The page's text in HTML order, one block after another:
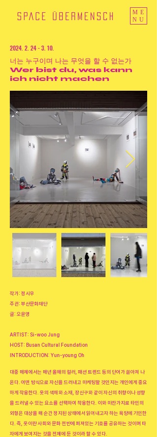
ME
NU
SPACE ÜBERMENSCH
2024. 2. 24 - 3. 10.
너는 누구이며 나는 무엇을 할 수 없는가
Wer bist du, was kann
ich nicht machen
작가: 정시우
주관: 부산문화재단
글: 오윤영
ARTIST: Si-woo Jung
HOST: Busan Cultural Foundation
INTRODUCTION: Yun-young Oh
대중 매체에서는 매년 올해의 컬러, 패션 트렌드 등의 단어가 쏟아져 나
온다. 어떤 방식으로 자신을 드러내고 마케팅할 것인지는 개인에게 중요
하게 작용한다. 옷의 색채와 소재, 장신구와 같이 자신의 취향이나 성향
을 드러낼 수 있는 요소를 선택하여 착용한다. 이와 마찬가지로 타인의
외형은 대상을 매 순간 정지된 상태에서 읽어내고자 하는 욕망에 기인한
다. 즉, 옷이란 사회와 문화 전반에 퍼져있는 기호를 공유하는 것이며 타
자에게 보여지는 것을 전제에 둔 것이라 할 수 있다.